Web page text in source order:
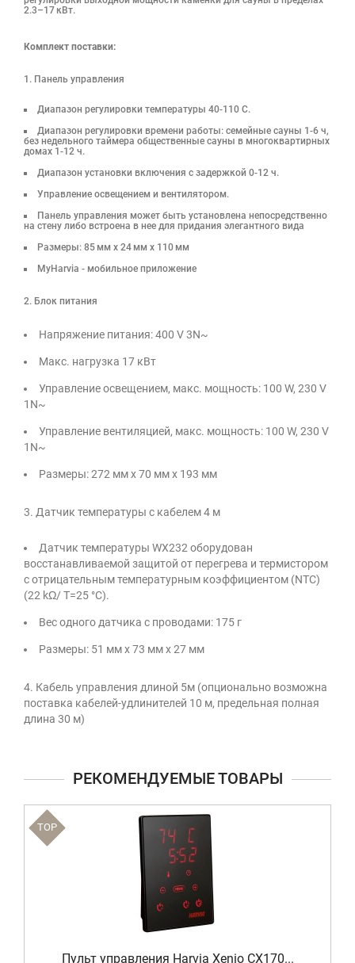
2.3–17 кВт.
Комплект поставки:
Панель управления
Диапазон регулировки температуры 40-110 С.
Диапазон регулировки времени работы: семейные сауны 1-6 ч,
без недельного таймера общественные сауны в многоквартирных
домах 1-12 ч.
Диапазон установки включения с задержкой 0-12 ч.
Управление освещением и вентилятором.
Панель управления может быть установлена непосредственно
на стену либо встроена в нее для придания элегантного вида
Размеры: 85 мм x 24 мм x 110 мм
MyHarvia - мобильное приложение
2. Блок питания
Напряжение питания: 400 V 3N~
Макс. нагрузка 17 кВт
Управление освещением, макс. мощность: 100 W, 230 V
1N~
Управление вентиляцией, макс. мощность: 100 W, 230 V
1N~
Размеры: 272 мм x 70 мм x 193 мм
3. Датчик температуры с кабелем 4 м
Датчик температуры WX232 оборудован
восстанавливаемой защитой от перегрева и термистором
с отрицательным температурным коэффициентом (NTC)
(22 kΩ/ T=25 °C).
Вес одного датчика с проводами: 175 г
Размеры: 51 мм x 73 мм x 27 мм
4. Кабель управления длиной 5м (опционально возможна
поставка кабелей-удлинителей 10 м, предельная полная
длина 30 м)
РЕКОМЕНДУЕМЫЕ ТОВАРЫ
TOP
Пульт управления Harvia Xenio CX170...